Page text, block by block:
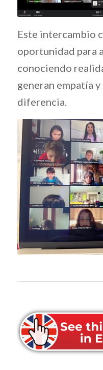
Este intercambio
oportunidad para
conociendo
generan empatía
diferencia.